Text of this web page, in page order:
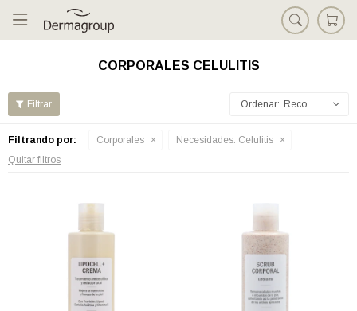

CORPORALES CELULITIS
Recomendados
Filtrando por: Corporales Necesidades: Celulitis
Quitar filtros